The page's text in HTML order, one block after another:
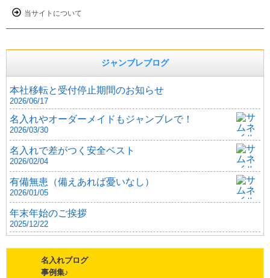
当サイトについて
ジャンブレブログ
本社移転と受付停止期間のお知らせ
2026/06/17
名入れやオーダーメイドもジャンブレで！
2026/03/30
名入れで差がつく安全ベスト
2026/02/04
有備無患（備えあれば憂いなし）
2026/01/05
年末年始のご挨拶
2025/12/22
名入れブログ
事例集♪